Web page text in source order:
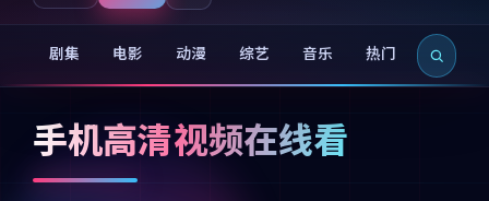
剧集 电影 动漫 综艺 音乐 热门 新片
手机高清视频在线看